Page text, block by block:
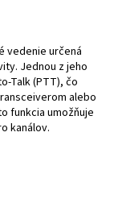
vedenie určená
Jednou z jeho
Talk (PTT), čo
alebo
funkcia umožňuje
kanálov.